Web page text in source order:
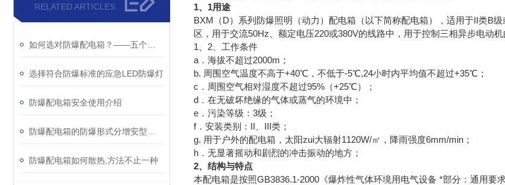
RELATED ARTICLES
选择符合防爆标准的应急LED防爆灯
防爆配电箱安全使用介绍
防爆配电箱如何散热,方法不止一种
1、1用途
BXM（D）系列防爆照明（动力）配电箱（以下简称配电箱），适用于II类B
区，用于交流50Hz、额定电压220或380V的线路中，用于控制三相异步电动
1、2、工作条件
a．海拔不超过2000m；
b. 周围空气温度不高于+40℃，不低于-5℃,24小时内平均值不超过+35℃；
c．周围空气相对湿度不超过95%（+25℃）；
d．在无破坏绝缘的气体或蒸气的环境中；
e．污染等级：3级；
f．安装类别：II、III类；
g. 用于户外的配电箱，太阳zui大辐射1120W/㎡，降雨强度6mm/min；
h．无显著摇动和剧烈的冲击振动的地方；
2、结构与特点
本配电箱是按照GB3836.1-2000《爆炸性气体环境用电气设备 *部分：通用要